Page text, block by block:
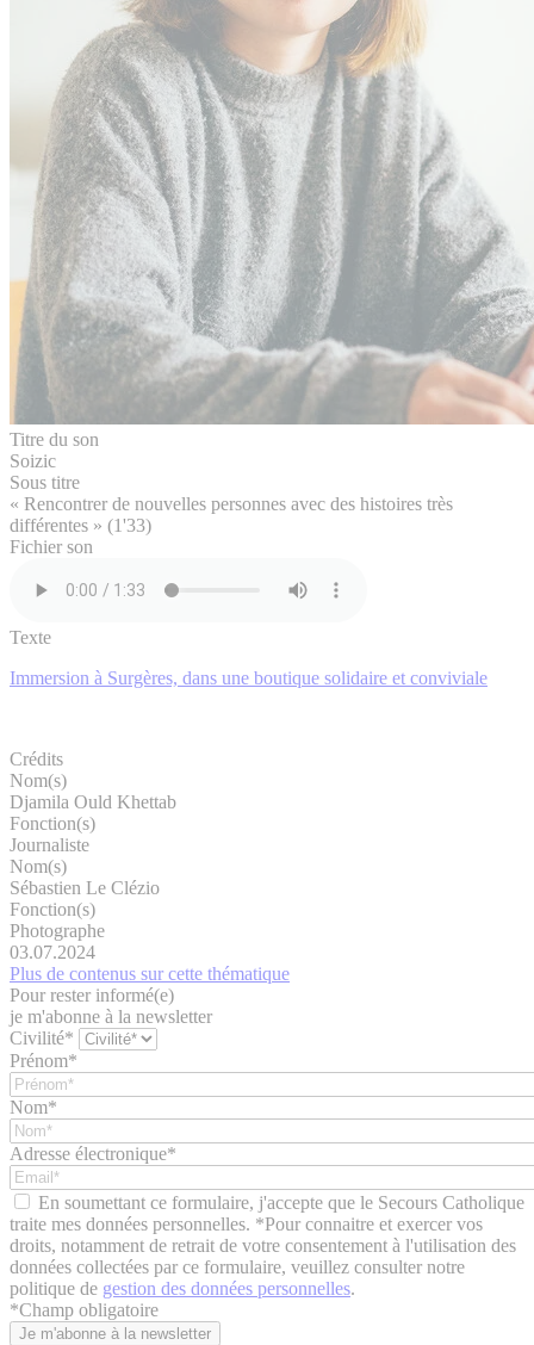
Titre du son
Soizic
Sous titre
« Rencontrer de nouvelles personnes avec des histoires très
différentes » (1'33)
Fichier son
Texte
Immersion à Surgères, dans une boutique solidaire et conviviale
Crédits
Nom(s)
Djamila Ould Khettab
Fonction(s)
Journaliste
Nom(s)
Sébastien Le Clézio
Fonction(s)
Photographe
03.07.2024
Plus de contenus sur cette thématique
Pour rester informé(e)
je m'abonne à la newsletter
Civilité*
Prénom*
Nom*
Adresse électronique*
En soumettant ce formulaire, j'accepte que le Secours Catholique
traite mes données personnelles. *Pour connaitre et exercer vos
droits, notamment de retrait de votre consentement à l'utilisation des
données collectées par ce formulaire, veuillez consulter notre
politique de gestion des données personnelles.
*Champ obligatoire